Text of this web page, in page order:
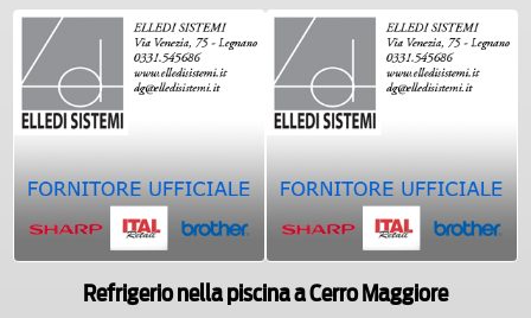
Refrigerio nella piscina a Cerro Maggiore